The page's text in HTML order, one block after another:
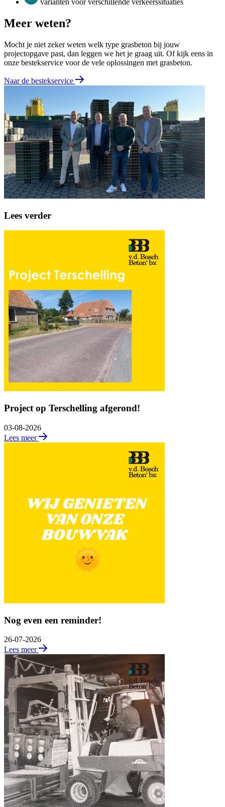
Meer weten?
Mocht je niet zeker weten welk type grasbeton bij jouw
projectopgave past, dan leggen we het je graag uit. Of kijk eens in
onze bestekservice voor de vele oplossingen met grasbeton.
Naar de bestekservice
Lees verder
Project op Terschelling afgerond!
03-08-2026
Lees meer
Nog even een reminder!
26-07-2026
Lees meer